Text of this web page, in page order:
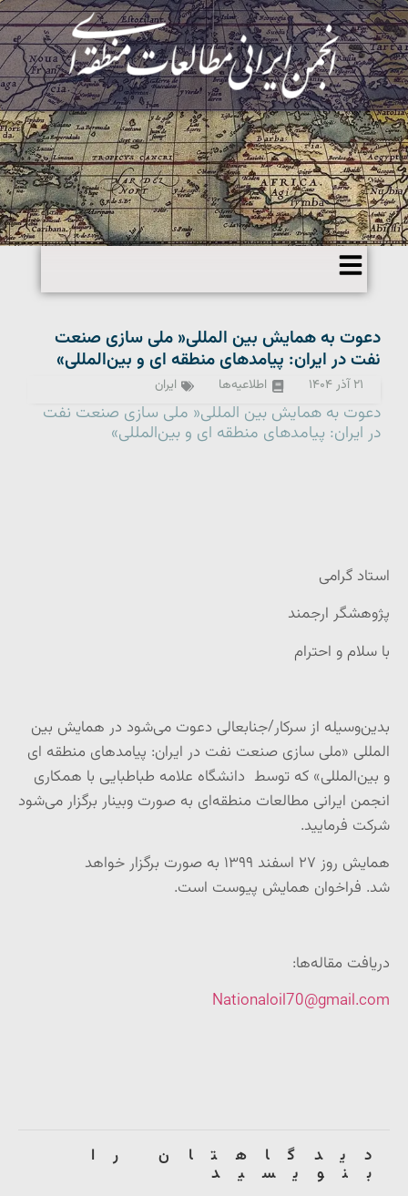
دعوت به همایش بین المللی« ملی سازی صنعت
نفت در ایران: پیامدهای منطقه ای و بین‌المللی»
۲۱ آذر ۱۴۰۴ اطلاعیه‌ها ایران
دعوت به همایش بین المللی« ملی سازی صنعت نفت
در ایران: پیامدهای منطقه ای و بین‌المللی»
استاد گرامی
پژوهشگر ارجمند
با سلام و احترام
بدین‌وسیله از سرکار/جنابعالی دعوت می‌شود در همایش بین
المللی «ملی سازی صنعت نفت در ایران: پیامدهای منطقه ای
و بین‌المللی» که توسط دانشگاه علامه طباطبایی با همکاری
انجمن ایرانی مطالعات منطقه‌ای به صورت وبینار برگزار می‌شود
شرکت فرمایید.
همایش روز ۲۷ اسفند ۱۳۹۹ به صورت برگزار خواهد
شد. فراخوان همایش پیوست است.
دریافت مقاله‌ها:
Nationaloil70@gmail.com
دیدگاهتان را
بنویسید